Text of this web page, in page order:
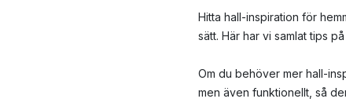
Hitta hall-inspiration för
sätt. Här har vi samlat tips
Om du behöver mer hall-
men även funktionellt, så